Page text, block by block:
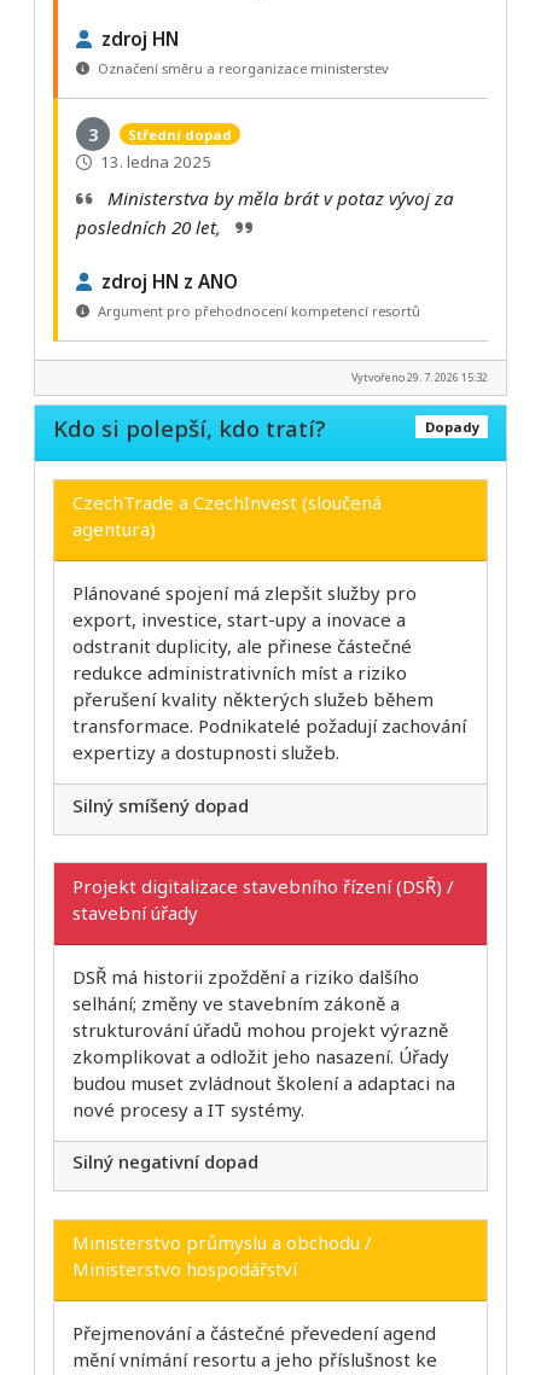
zdroj HN
Označení směru a reorganizace ministerstev
3 Střední dopad
13. ledna 2025
Ministerstva by měla brát v potaz vývoj za
posledních 20 let,
zdroj HN z ANO
Argument pro přehodnocení kompetencí resortů
Vytvořeno 29. 7. 2026 15:32
Dopady
Kdo si polepší, kdo tratí?
CzechTrade a CzechInvest (sloučená
agentura)
Plánované spojení má zlepšit služby pro
export, investice, start-upy a inovace a
odstranit duplicity, ale přinese částečné
redukce administrativních míst a riziko
přerušení kvality některých služeb během
transformace. Podnikatelé požadují zachování
expertizy a dostupnosti služeb.
Silný smíšený dopad
Projekt digitalizace stavebního řízení (DSŘ) /
stavební úřady
DSŘ má historii zpoždění a riziko dalšího
selhání; změny ve stavebním zákoně a
strukturování úřadů mohou projekt výrazně
zkomplikovat a odložit jeho nasazení. Úřady
budou muset zvládnout školení a adaptaci na
nové procesy a IT systémy.
Silný negativní dopad
Ministerstvo průmyslu a obchodu /
Ministerstvo hospodářství
Přejmenování a částečné převedení agend
mění vnímání resortu a jeho příslušnost ke